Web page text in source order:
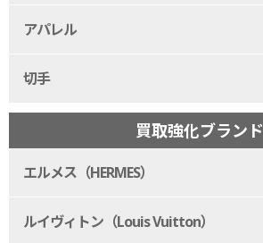
アパレル
切手
買取強化ブランド
エルメス（HERMES）
ルイヴィトン（Louis Vuitton）